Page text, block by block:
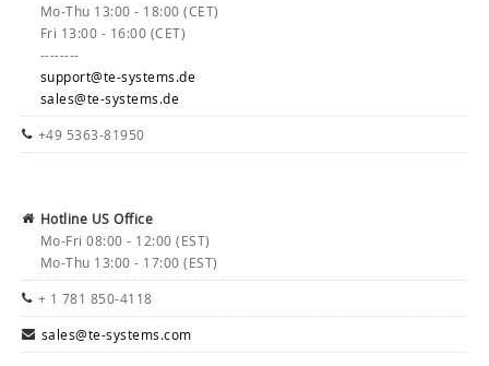
Mo-Thu 13:00 - 18:00 (CET)
Fri 13:00 - 16:00 (CET)
--------
support@te-systems.de
sales@te-systems.de
+49 5363-81950
Hotline US Office
Mo-Fri 08:00 - 12:00 (EST)
Mo-Thu 13:00 - 17:00 (EST)
+ 1 781 850-4118
sales@te-systems.com